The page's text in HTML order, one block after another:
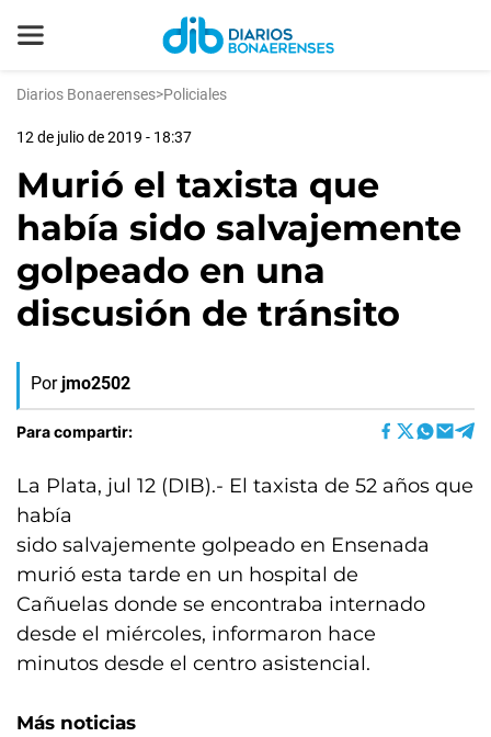
Diarios Bonaerenses>Policiales
12 de julio de 2019 - 18:37
Murió el taxista que
había sido salvajemente
golpeado en una
discusión de tránsito
Por jmo2502
Para compartir:
La Plata, jul 12 (DIB).- El taxista de 52 años que
había
sido salvajemente golpeado en Ensenada
murió esta tarde en un hospital de
Cañuelas donde se encontraba internado
desde el miércoles, informaron hace
minutos desde el centro asistencial.
Más noticias